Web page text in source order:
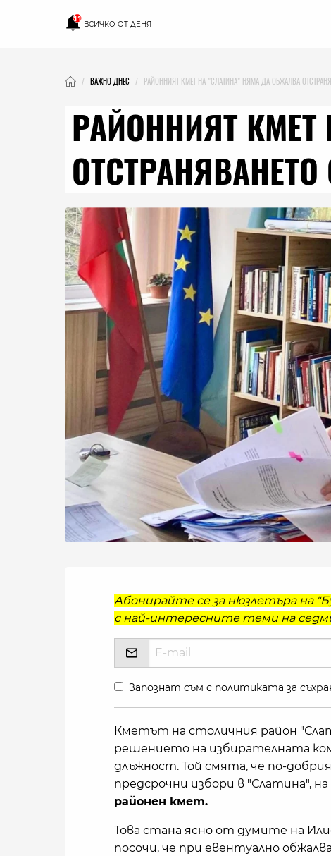
11
ВСИЧКО ОТ ДЕНЯ
ВАЖНО ДНЕС РАЙОННИЯТ КМЕТ НА "СЛАТИНА" НЯМА ДА ОБЖАЛВА
РАЙОННИЯТ
Абонирайте се за нюзлетъра на
с най-интересните теми на
Запознат съм с политиката за
Кметът на столичния район
решението на избирателната
длъжност. Той смята, че по-
предсрочни избори в "Слатина",
районен кмет.
Това стана ясно от думите на
посочи, че при евентуално